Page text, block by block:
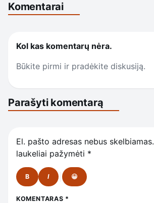
Komentarai
Kol kas komentarų nėra.
Būkite pirmi ir pradėkite diskusiją.
Parašyti komentarą
El. pašto adresas nebus skelbiamas.
laukeliai pažymėti *
B I 😀
KOMENTARAS *